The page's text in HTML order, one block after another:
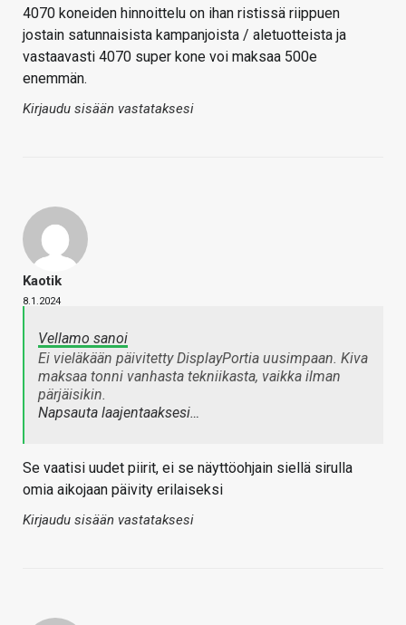
4070 koneiden hinnoittelu on ihan ristissä riippuen
jostain satunnaisista kampanjoista / aletuotteista ja
vastaavasti 4070 super kone voi maksaa 500e
enemmän.
Kirjaudu sisään vastataksesi
Kaotik
8.1.2024
Vellamo sanoi
Ei vieläkään päivitetty DisplayPortia uusimpaan. Kiva
maksaa tonni vanhasta tekniikasta, vaikka ilman
pärjäisikin.
Napsauta laajentaaksesi…
Se vaatisi uudet piirit, ei se näyttöohjain siellä sirulla
omia aikojaan päivity erilaiseksi
Kirjaudu sisään vastataksesi